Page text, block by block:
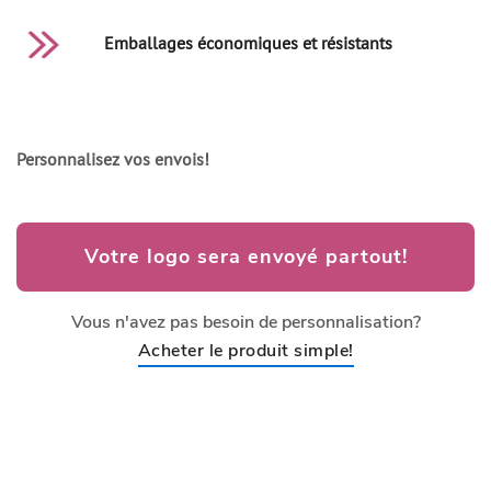
Emballages économiques et résistants
Personnalisez vos envois!
Votre logo sera envoyé partout!
Vous n'avez pas besoin de personnalisation?
Acheter le produit simple!